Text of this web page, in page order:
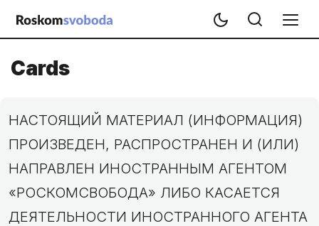
Cards
НАСТОЯЩИЙ МАТЕРИАЛ (ИНФОРМАЦИЯ)
ПРОИЗВЕДЕН, РАСПРОСТРАНЕН И (ИЛИ)
НАПРАВЛЕН ИНОСТРАННЫМ АГЕНТОМ
«РОСКОМСВОБОДА» ЛИБО КАСАЕТСЯ
ДЕЯТЕЛЬНОСТИ ИНОСТРАННОГО АГЕНТА